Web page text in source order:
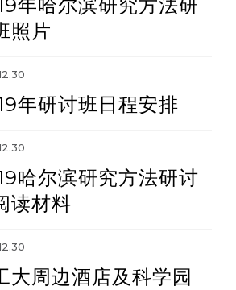
年哈尔滨研究方法研
照片
年研讨班日程安排
哈尔滨研究方法研讨
读材料
大周边酒店及科学园